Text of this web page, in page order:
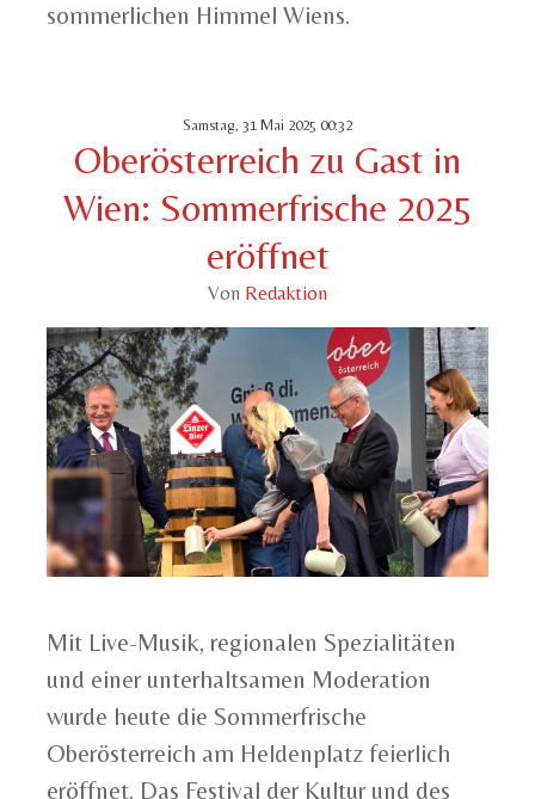
sommerlichen Himmel Wiens.
Samstag, 31 Mai 2025 00:32
Oberösterreich zu Gast in
Wien: Sommerfrische 2025
eröffnet
Von Redaktion
Mit Live-Musik, regionalen Spezialitäten
und einer unterhaltsamen Moderation
wurde heute die Sommerfrische
Oberösterreich am Heldenplatz feierlich
eröffnet. Das Festival der Kultur und des